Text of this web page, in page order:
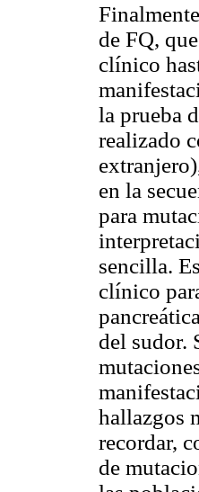
de FQ,
clínico
la prueba
realizado
en la
para
sencilla.
clínico
del sudor.
hallazgos
recordar,
de